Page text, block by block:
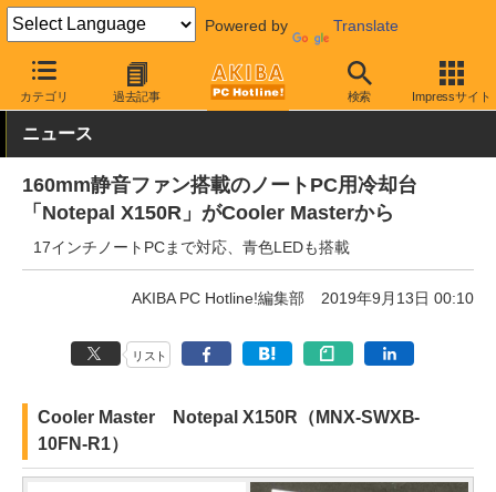
Powered by Translate
カテゴリ 過去記事 検索 Impressサイト
AKIBA PC Hotline! PC周辺機器 ノートPC冷却台
ニュース
160mm静音ファン搭載のノートPC用冷却台
「Notepal X150R」がCooler Masterから
17インチノートPCまで対応、青色LEDも搭載
AKIBA PC Hotline!編集部 2019年9月13日 00:10
リスト
Cooler Master Notepal X150R（MNX-SWXB-
10FN-R1）